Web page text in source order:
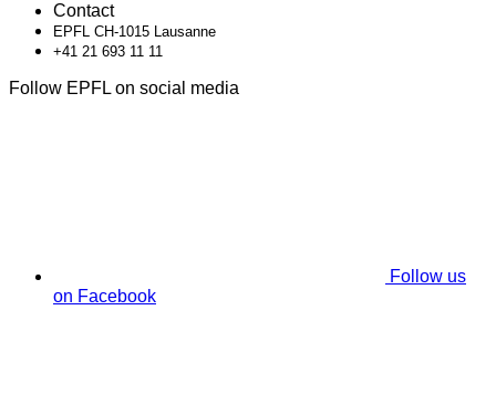
Contact
EPFL CH-1015 Lausanne
+41 21 693 11 11
Follow EPFL on social media
Follow us
on Facebook